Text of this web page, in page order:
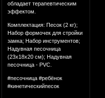
обладает терапевтическим
эффектом.
Комплектация: Песок (2 кг);
Набор формочек для стройки
замка; Набор инструментов;
Надувная песочница
(23х18х20 см); Надувная
песочница - PVC.
#песочница #ребёнок
#кинетическийпесок